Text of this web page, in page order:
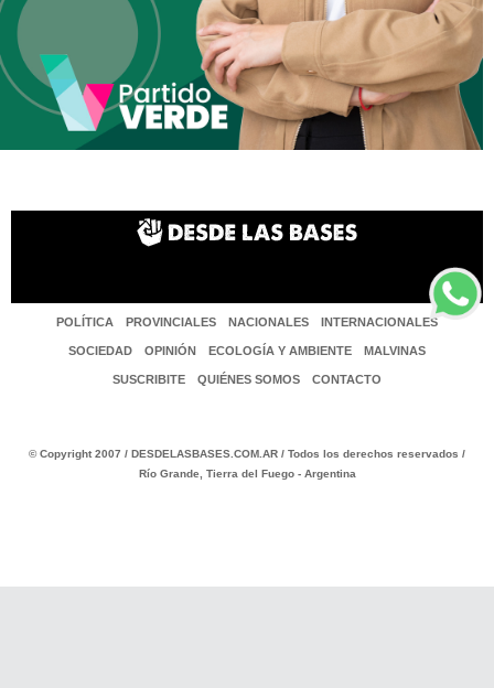
POLÍTICA PROVINCIALES NACIONALES INTERNACIONALES
SOCIEDAD OPINIÓN ECOLOGÍA Y AMBIENTE MALVINAS
SUSCRIBITE QUIÉNES SOMOS CONTACTO
© Copyright 2007 / DESDELASBASES.COM.AR / Todos los derechos reservados /
Río Grande, Tierra del Fuego - Argentina